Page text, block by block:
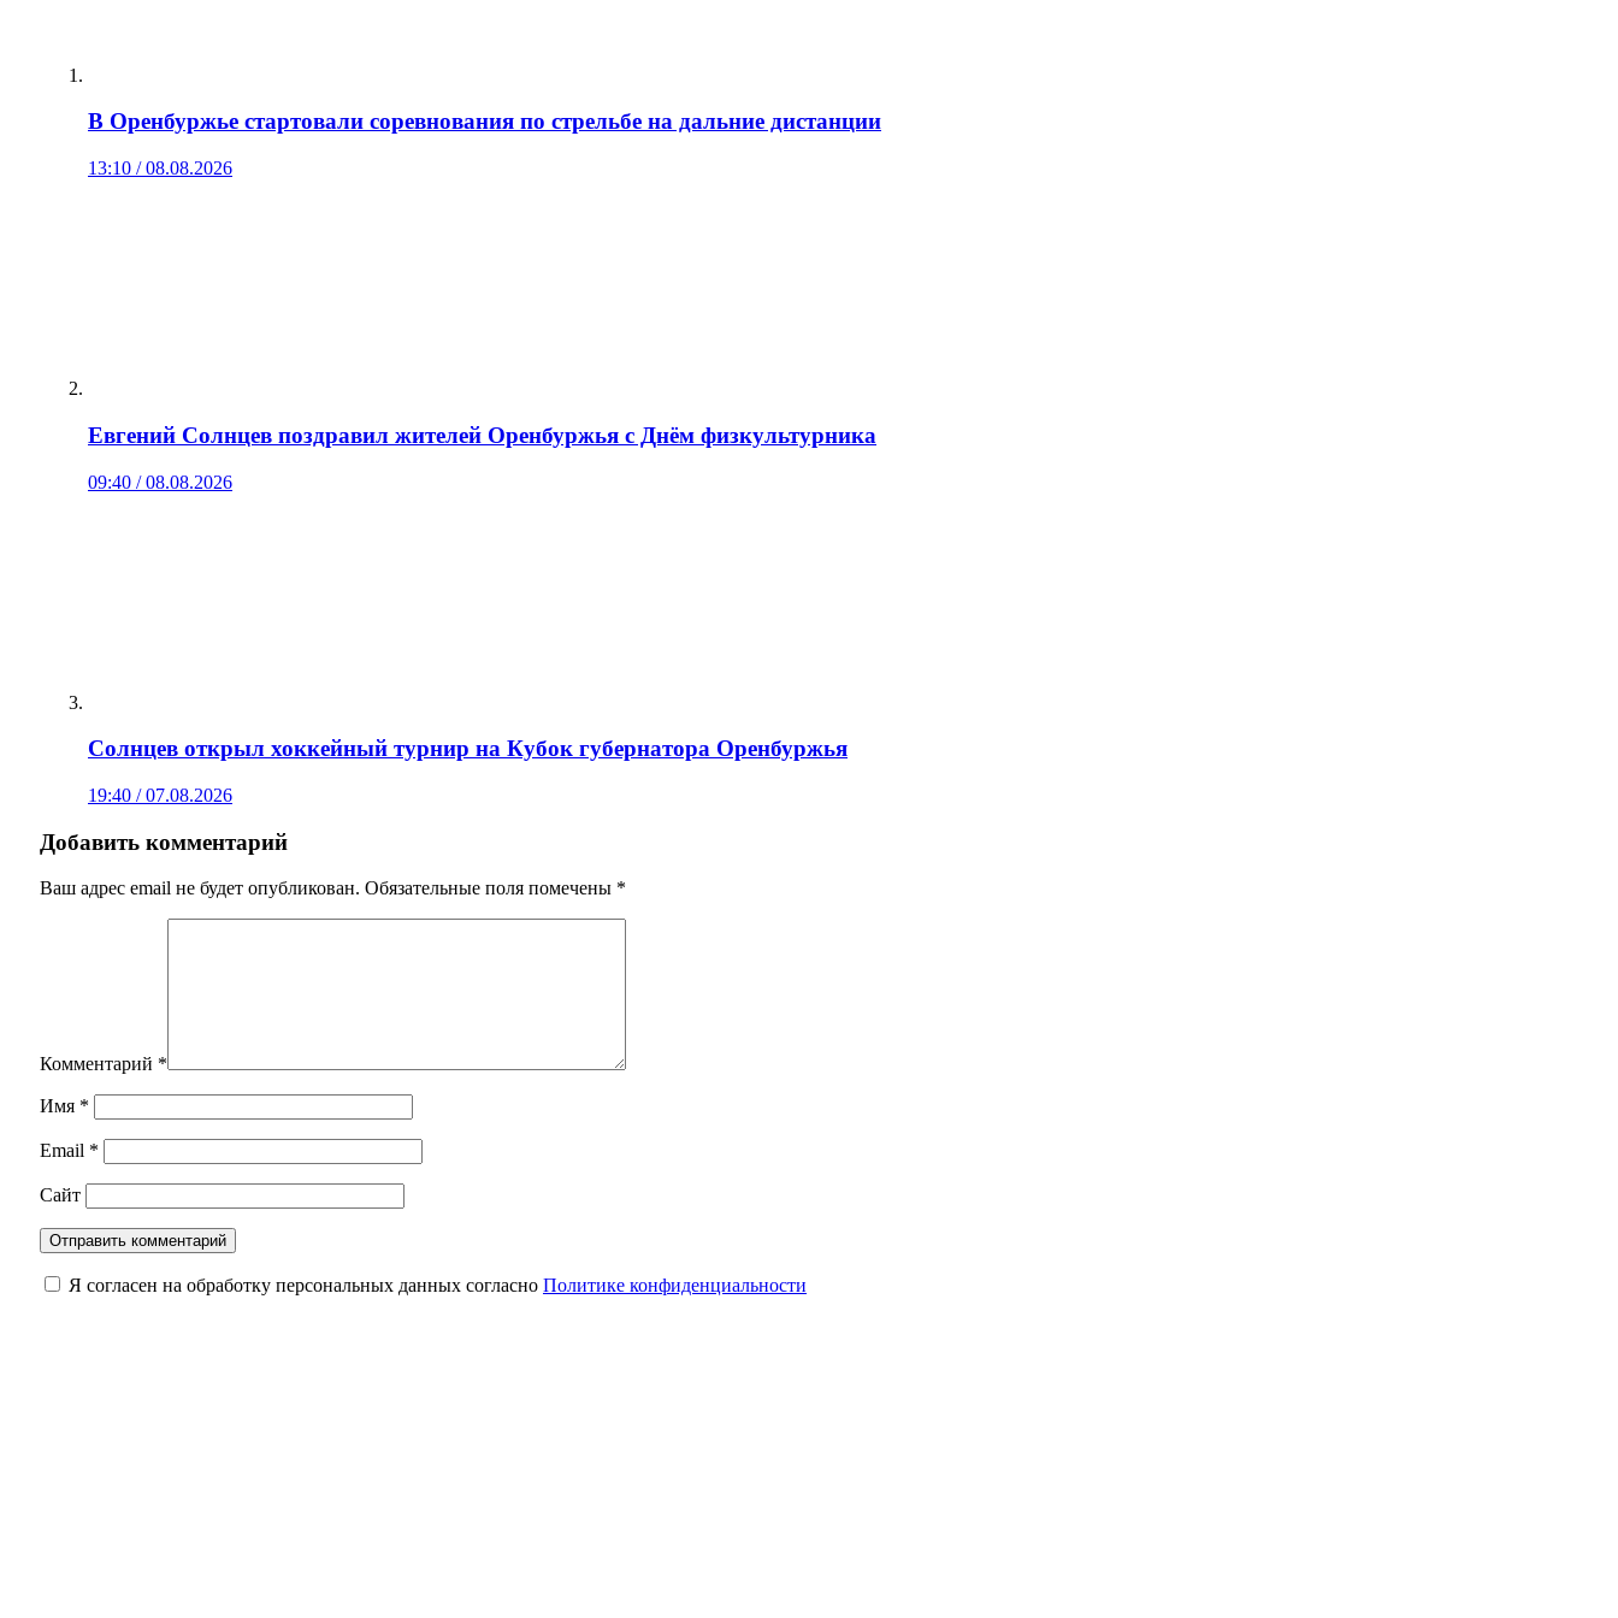
В Оренбуржье стартовали соревнования по стрельбе на дальние дистанции
13:10 / 08.08.2026
Евгений Солнцев поздравил жителей Оренбуржья с Днём физкультурника
09:40 / 08.08.2026
Солнцев открыл хоккейный турнир на Кубок губернатора Оренбуржья
19:40 / 07.08.2026
Добавить комментарий
Ваш адрес email не будет опубликован. Обязательные поля помечены *
Комментарий *
Имя *
Email *
Сайт
Я согласен на обработку персональных данных согласно Политике конфиденциальности